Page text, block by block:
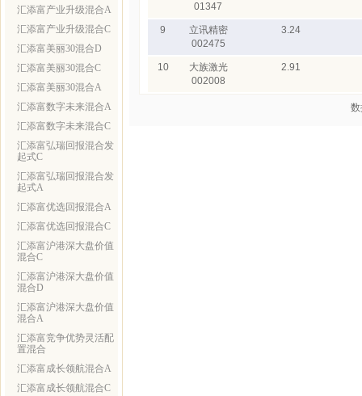
汇添富产业升级混合A
汇添富产业升级混合C
汇添富美丽30混合D
汇添富美丽30混合C
汇添富美丽30混合A
汇添富数字未来混合A
汇添富数字未来混合C
汇添富弘瑞回报混合发
起式C
汇添富弘瑞回报混合发
起式A
汇添富优选回报混合A
汇添富优选回报混合C
汇添富沪港深大盘价值
混合C
汇添富沪港深大盘价值
混合D
汇添富沪港深大盘价值
混合A
汇添富竞争优势灵活配
置混合
汇添富成长领航混合A
汇添富成长领航混合C
01347
9
立讯精密
002475
3.24
10
大族激光
002008
2.91
数